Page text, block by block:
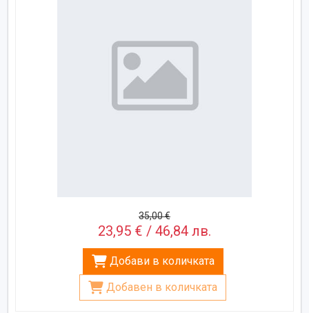
35,00 €
23,95 € / 46,84 лв.
Добави в количката
Добавен в количката